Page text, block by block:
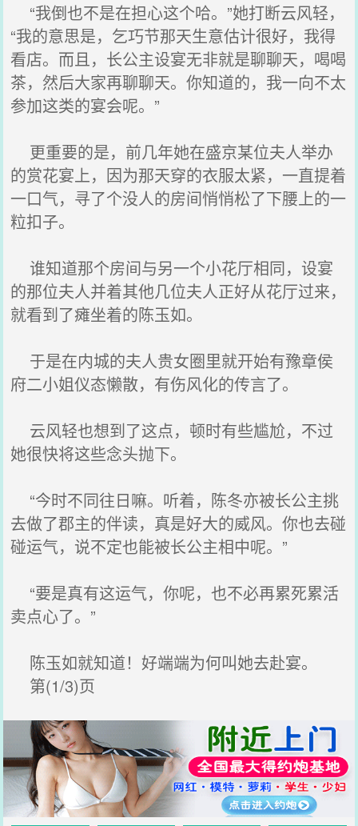
“我倒也不是在担心这个哈。”她打断云风轻，
“我的意思是，乞巧节那天生意估计很好，我得
看店。而且，长公主设宴无非就是聊聊天，喝喝
茶，然后大家再聊聊天。你知道的，我一向不太
参加这类的宴会呢。”
更重要的是，前几年她在盛京某位夫人举办
的赏花宴上，因为那天穿的衣服太紧，一直提着
一口气，寻了个没人的房间悄悄松了下腰上的一
粒扣子。
谁知道那个房间与另一个小花厅相同，设宴
的那位夫人并着其他几位夫人正好从花厅过来，
就看到了瘫坐着的陈玉如。
于是在内城的夫人贵女圈里就开始有豫章侯
府二小姐仪态懒散，有伤风化的传言了。
云风轻也想到了这点，顿时有些尴尬，不过
她很快将这些念头抛下。
“今时不同往日嘛。听着，陈冬亦被长公主挑
去做了郡主的伴读，真是好大的威风。你也去碰
碰运气，说不定也能被长公主相中呢。”
“要是真有这运气，你呢，也不必再累死累活
卖点心了。”
陈玉如就知道！好端端为何叫她去赴宴。
第(1/3)页